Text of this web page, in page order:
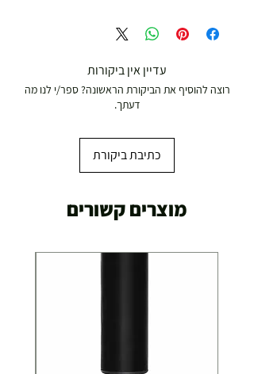
עדיין אין ביקורות
רוצה להוסיף את הביקורת הראשונה? ספר/י לנו מה
דעתך.
כתיבת ביקורת
מוצרים קשורים